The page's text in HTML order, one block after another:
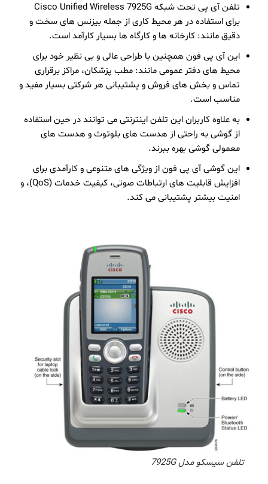
تلفن آی پی تحت شبکه Cisco Unified Wireless 7925G
برای استفاده در هر محیط کاری از جمله بیزنس های سخت و
دقیق مانند: کارخانه ها و کارگاه ها بسیار کارآمد است.
این آی پی فون همچنین با طراحی عالی و بی نظیر خود برای
محیط های دفتر عمومی مانند: مطب پزشکان، مراکز برقراری
تماس و بخش های فروش و پشتیبانی هر شرکتی بسیار مفید و
مناسب است.
به علاوه کاربران این تلفن اینترنتی می توانند در حین استفاده
از گوشی به راحتی از هدست های بلوتوث و هدست های
معمولی گوشی بهره ببرند.
این گوشی آی پی فون از ویژگی های متنوعی و کارآمدی برای
افزایش قابلیت های ارتباطات صوتی، کیفیت خدمات (QoS)، و
امنیت بیشتر پشتیبانی می کند.
تلفن سیسکو مدل 7925G